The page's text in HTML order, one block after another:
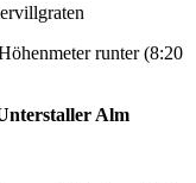
runter (8:20
Alm